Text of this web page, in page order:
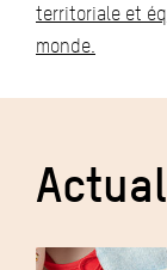
territoriale et
monde.